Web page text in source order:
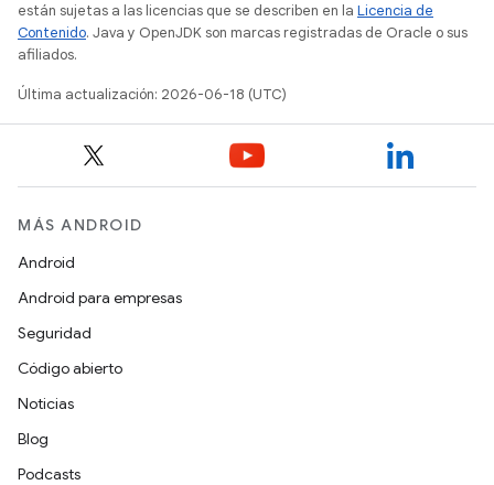
están sujetas a las licencias que se describen en la Licencia de
Contenido. Java y OpenJDK son marcas registradas de Oracle o sus
afiliados.
Última actualización: 2026-06-18 (UTC)
MÁS ANDROID
Android
Android para empresas
Seguridad
Código abierto
Noticias
Blog
Podcasts